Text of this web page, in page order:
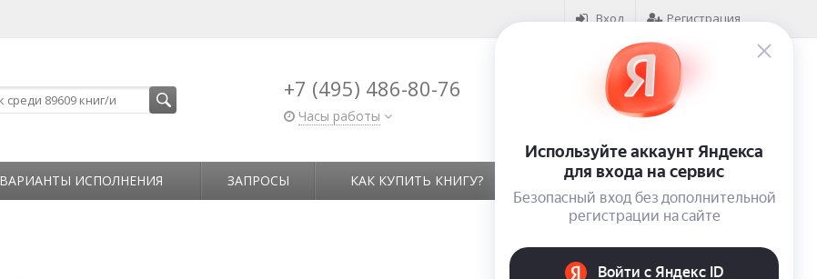
Вход Регистрация
+7 (495) 486-80-76
Часы работы
Корзина ( 0)
на сумму0₽
ВАРИАНТЫ ИСПОЛНЕНИЯ ЗАПРОСЫ КАК КУПИТЬ КНИГУ? КОНТАКТЫ ОТЗЫВЫ